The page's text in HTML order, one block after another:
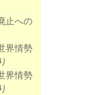
止への
界情勢
界情勢